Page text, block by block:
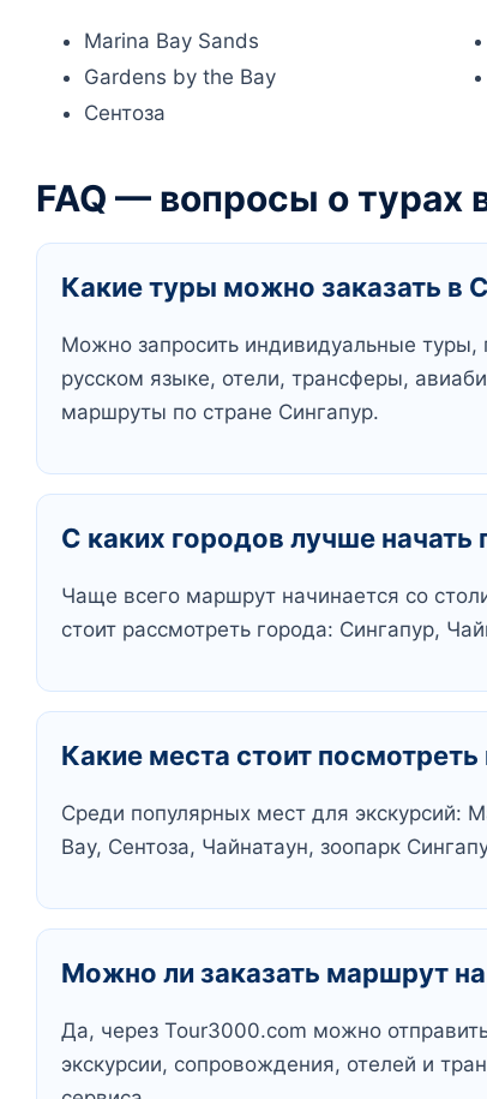
Marina Bay Sands
Gardens by the Bay
Сентоза
FAQ — вопросы о турах
Какие туры можно заказать в
Можно запросить индивидуальные туры,
русском языке, отели, трансферы,
маршруты по стране Сингапур.
С каких городов лучше начать
Чаще всего маршрут начинается со
стоит рассмотреть города: Сингапур,
Какие места стоит посмотреть
Среди популярных мест для экскурсий:
Bay, Сентоза, Чайнатаун, зоопарк
Можно ли заказать маршрут
Да, через Tour3000.com можно
экскурсии, сопровождения, отелей и